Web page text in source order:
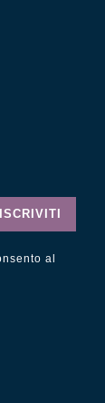
ISCRIVITI
al